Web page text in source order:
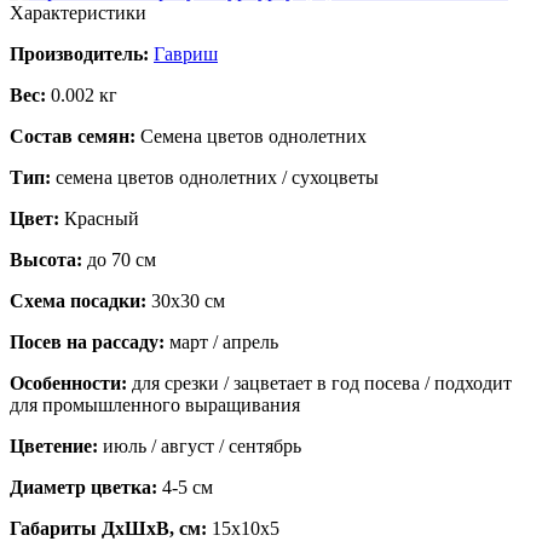
Характеристики
Производитель: Гавриш
Вес: 0.002 кг
Состав семян: Семена цветов однолетних
Тип: семена цветов однолетних / сухоцветы
Цвет: Красный
Высота: до 70 см
Схема посадки: 30х30 см
Посев на рассаду: март / апрель
Особенности: для срезки / зацветает в год посева / подходит
для промышленного выращивания
Цветение: июль / август / сентябрь
Диаметр цветка: 4-5 см
Габариты ДхШхВ, см: 15x10x5